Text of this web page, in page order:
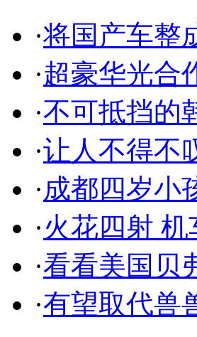
·将国产车整
·超豪华光合
·不可抵挡的
·让人不得不
·成都四岁小
·火花四射
·看看美国贝
·有望取代兽